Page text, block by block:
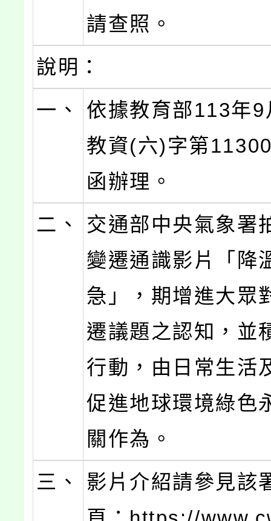
請查照。
說明：
一、
依據教育部113年
教資(六)字第
函辦理。
二、
交通部中央氣象署
變遷通識影片「降
急」，期增進大眾
遷議題之認知，並
行動，由日常生活
促進地球環境綠色
關作為。
三、
影片介紹請參見該